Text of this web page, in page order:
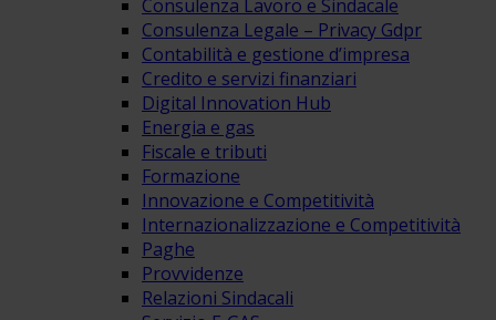
Consulenza Lavoro e Sindacale
Consulenza Legale – Privacy Gdpr
Contabilità e gestione d’impresa
Credito e servizi finanziari
Digital Innovation Hub
Energia e gas
Fiscale e tributi
Formazione
Innovazione e Competitività
Internazionalizzazione e Competitività
Paghe
Provvidenze
Relazioni Sindacali